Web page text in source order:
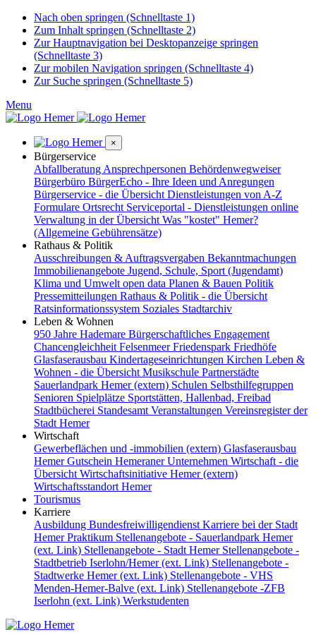
Nach oben springen (Schnelltaste 1)
Zum Inhalt springen (Schnelltaste 2)
Zur Hauptnavigation bei Desktopanzeige springen
(Schnelltaste 3)
Zur mobilen Navigation springen (Schnelltaste 4)
Zur Suche springen (Schnelltaste 5)
Menu
×
Bürgerservice
Abfallberatung Ansprechpersonen Behördenwegweiser
Bürgerbüro BürgerEcho - Ihre Ideen und Anregungen
Bürgerservice - die Übersicht Dienstleistungen von A-Z
Formulare Ortsrecht Serviceportal - Dienstleistungen online
Verwaltung in der Übersicht Was "kostet" Hemer?
(Allgemeine Gebührensätze)
Rathaus & Politik
Ausschreibungen & Auftragsvergaben Bekanntmachungen
Immobilienangebote Jugend, Schule, Sport (Jugendamt)
Klima und Umwelt open data Planen & Bauen Politik
Pressemitteilungen Rathaus & Politik - die Übersicht
Ratsinformationssystem Soziales Stadtarchiv
Leben & Wohnen
950 Jahre Hademare Bürgerschaftliches Engagement
Chancengleichheit FelsenmeerFriedenspark Friedhöfe
Glasfaserausbau Kindertageseinrichtungen Kirchen Leben &
Wohnen - die Übersicht Musikschule Partnerstädte
Sauerlandpark Hemer (extern) Schulen Selbsthilfegruppen
Senioren Spielplätze Sportstätten, Hallenbad, Freibad
Stadtbücherei Standesamt Veranstaltungen Vereinsregister der
Stadt Hemer
Wirtschaft
Gewerbeflächen und -immobilien (extern) Glasfaserausbau
Hemer Gutschein Hemeraner Unternehmen Wirtschaft - die
Übersicht Wirtschaftsinitiative Hemer (extern)
Wirtschaftsstandort Hemer
Tourismus
Karriere
Ausbildung Bundesfreiwilligendienst Karriere bei der Stadt
HemerPraktikum Stellenangebote - Sauerlandpark Hemer
(ext. Link) Stellenangebote - Stadt Hemer Stellenangebote -
Stadtbetrieb Iserlohn/Hemer (ext. Link) Stellenangebote -
Stadtwerke Hemer (ext. Link) Stellenangebote - VHS
Menden-Hemer-Balve (ext. Link) Stellenangebote -ZFB
Iserlohn (ext. Link) Werkstudenten